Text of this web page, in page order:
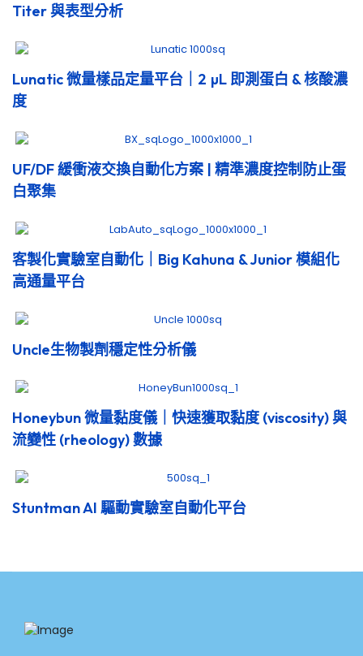
Titer 與表型分析
Lunatic 微量樣品定量平台｜2 µL 即測蛋白 & 核酸濃
度
UF/DF 緩衝液交換自動化方案 | 精準濃度控制防止蛋
白聚集
客製化實驗室自動化｜Big Kahuna & Junior 模組化
高通量平台
Uncle生物製劑穩定性分析儀
Honeybun 微量黏度儀｜快速獲取黏度 (viscosity) 與
流變性 (rheology) 數據
Stuntman AI 驅動實驗室自動化平台